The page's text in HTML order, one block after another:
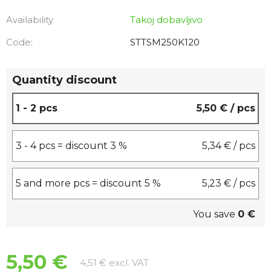
Availability
Takoj dobavljivo
Code:
STTSM250K120
Quantity discount
1 - 2 pcs 5,50 € / pcs
3 - 4 pcs = discount 3 % 5,34 € / pcs
5 and more pcs = discount 5 % 5,23 € / pcs
You save 0 €
5,50 € 4,51 € excl. VATMeasure price: